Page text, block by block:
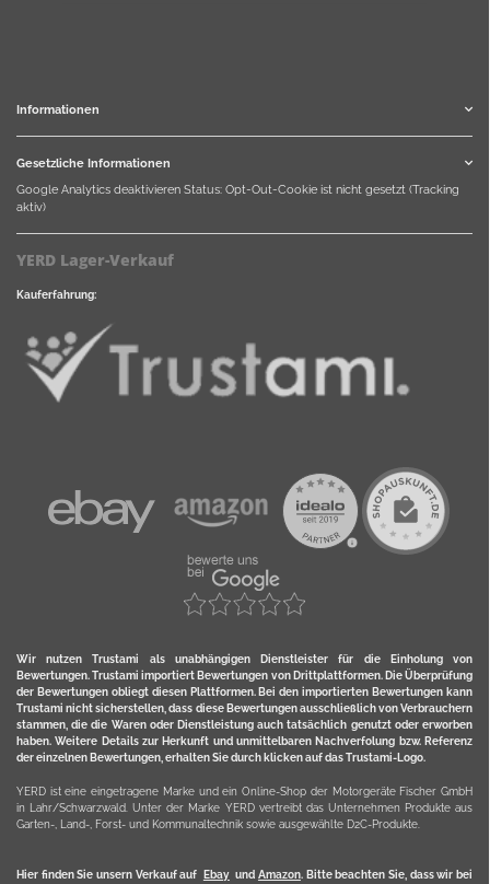
Informationen
Gesetzliche Informationen
Google Analytics deaktivieren Status: Opt-Out-Cookie ist nicht gesetzt (Tracking
aktiv)
YERD Lager-Verkauf
Kauferfahrung:
Wir nutzen Trustami als unabhängigen Dienstleister für die Einholung von
Bewertungen. Trustami importiert Bewertungen von Drittplattformen. Die Überprüfung
der Bewertungen obliegt diesen Plattformen. Bei den importierten Bewertungen kann
Trustami nicht sicherstellen, dass diese Bewertungen ausschließlich von Verbrauchern
stammen, die die Waren oder Dienstleistung auch tatsächlich genutzt oder erworben
haben. Weitere Details zur Herkunft und unmittelbaren Nachverfolung bzw. Referenz
der einzelnen Bewertungen, erhalten Sie durch klicken auf das Trustami-Logo.
YERD ist eine eingetragene Marke und ein Online-Shop der Motorgeräte Fischer GmbH
in Lahr/Schwarzwald. Unter der Marke YERD vertreibt das Unternehmen Produkte aus
Garten-, Land-, Forst- und Kommunaltechnik sowie ausgewählte D2C-Produkte.
Hier finden Sie unsern Verkauf auf Ebayund Amazon. Bitte beachten Sie, dass wir bei